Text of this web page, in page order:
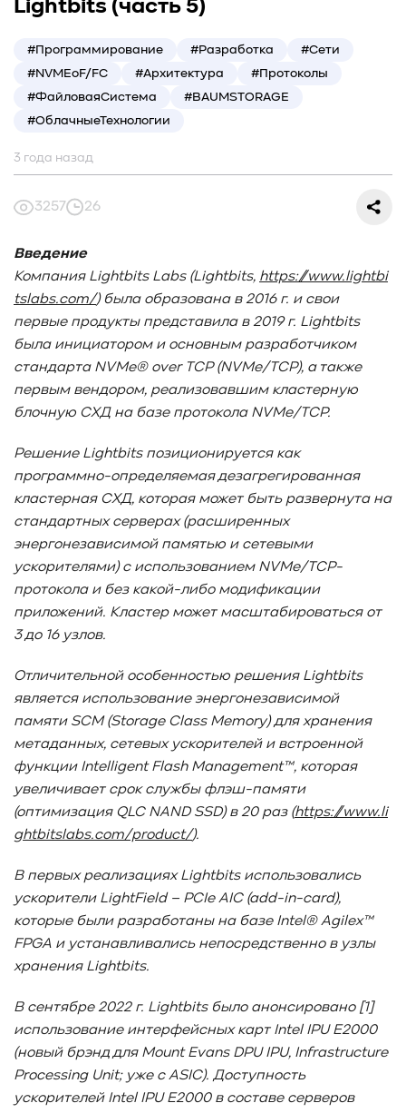
#Автоматизация
#СистемноеАдминистрирование
#ЛокальноеХранилище
#Наука
#AgenticAI
#ИскусственныйИнтеллект
#AI
#LLM
#Инновации
#Будущее
#qlc
#plc
#Baum MDS Security
#VectorBucket
#ПирамидаBaum
#WALSH #GPU
#Medical
#Здравоохранение
#SWARM #RDMA
#Gartner
#Storage
#NAND #SCM
#t10
#reservations
#SensorLM
#ЗащитаДанных
#Product
#it-инфраструктура
#коммутаторы
#Codium
#ComputationalStorage
#StorageArchitecture
#DataProcessing
#StorageOffload
#серверы
#DRAM
#HBM #рынок #NVIDIA
#Inference
#KV_cache
#Long-context_LLM
#AI_datacenter
#Кибератака
#Риски
#Продукт
#система_мониторинга
#ПО
#data fabric
#architecture
#SES
#индустрия
#Computational Storage
#VDURA
#all-flash
#HPC
#система_виртуализации
#Qdrant
#Hammerspace
#Pure Storage
#кэширование
#Объектное хранилище
#HTTP/TCP #CPU
#Flash
#Baum UDS
#оверпровижининг
#SCSI/SAS
#enterprise SSD
#сonsumer SSD
#подбор СХД
#storage management
#Redfish
#Swordfish
#Sunfish
#SODA Foundation
#bandwidth
#throughput #block size
#I/O size
#queue depth
#percentile
#workload
#preconditioning
#Scality ADI
#S3 over RDMA
#GPU-Direct
Lightbits (часть 5)
#Программирование #Разработка
#Сети
#NVMEoF/FC
#Архитектура
#Протоколы
#ФайловаяСистема
#BAUMSTORAGE
#ОблачныеТехнологии
3 года назад
3257 26
Введение
Компания LightbitsLabs(Lightbits, https://www.lightbi
tslabs.com/) была образована в 2016 г. и свои
первые продукты представила в 2019 г. Lightbits
была инициатором и основным разработчиком
стандарта NVMe® overTCP(NVMe/TCP), а также
первым вендором, реализовавшим кластерную
блочную СХД на базе протокола NVMe/TCP.
Решение Lightbitsпозиционируется как
программно-определяемая дезагрегированная
кластерная СХД, которая может быть развернута на
стандартных серверах (расширенных
энергонезависимой памятью и сетевыми
ускорителями) с использованием NVMe/TCP-
протокола и без какой-либо модификации
приложений. Кластер может масштабироваться от
3 до 16 узлов.
Отличительной особенностью решения Lightbits
является использование энергонезависимой
памяти SCM(StorageClassMemory) для хранения
метаданных, сетевых ускорителей и встроенной
функции IntelligentFlashManagement™, которая
увеличивает срок службы флэш-памяти
(оптимизация QLCNANDSSD) в 20 раз (https://www.li
ghtbitslabs.com/product/).
В первых реализациях Lightbitsиспользовались
ускорители LightField– PCIeAIC(add-in-card),
которые были разработаны на базе Intel® Agilex™
FPGA и устанавливались непосредственно в узлы
хранения Lightbits.
В сентябре 2022 г. Lightbitsбыло анонсировано [1]
использование интерфейсных карт IntelIPUE2000
(новый брэнд для MountEvansDPUIPU, Infrastructure
ProcessingUnit; уже с ASIC). Доступность
ускорителей IntelIPUE2000 в составе серверов